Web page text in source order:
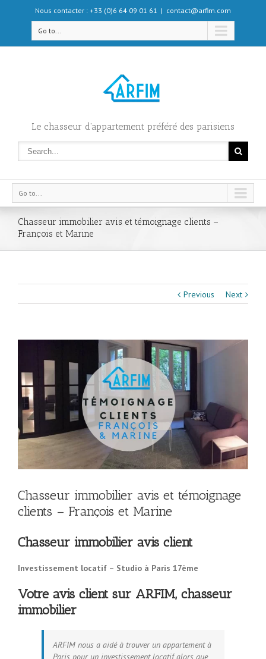
Nous contacter : +33 (0)6 64 09 01 61 | contact@arfim.com
Go to...
Le chasseur d'appartement préféré des parisiens
Go to...
Chasseur immobilier avis et témoignage clients –
François et Marine
Previous Next
Chasseur immobilier avis et témoignage
clients – François et Marine
Chasseur immobilier avis client
Investissement locatif – Studio à Paris 17ème
Votre avis client sur ARFIM, chasseur
immobilier
ARFIM nous a aidé à trouver un appartement à
Paris pour un investissement locatif alors que